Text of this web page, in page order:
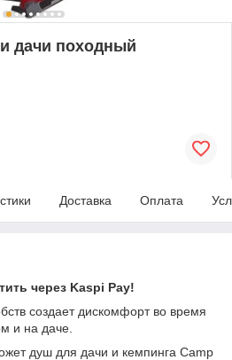
дачи походный
Доставка Оплата
через Kaspi Pay!
создает дискомфорт во время
и на даче.
душ для дачи и кемпинга Camp